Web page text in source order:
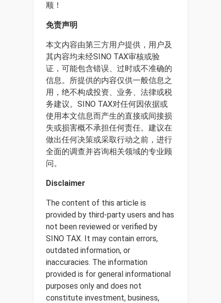
顺！
免责声明
本文内容由第三方用户提供，用户及
其内容均未经SINO TAX审核或验
证，可能包含错误、过时或不准确的
信息。所提供的内容仅供一般信息之
用，绝不构成投资、业务、法律或税
务建议。SINO TAX对任何因依据或
使用本文信息而产生的直接或间接损
失或损害概不承担任何责任。建议在
做出任何决策或采取行动之前，进行
全面的调查并咨询相关领域的专业顾
问。
Disclaimer
The content of this article is
provided by third-party users and has
not been reviewed or verified by
SINO TAX. It may contain errors,
outdated information, or
inaccuracies. The information
provided is for general informational
purposes only and does not
constitute investment, business,